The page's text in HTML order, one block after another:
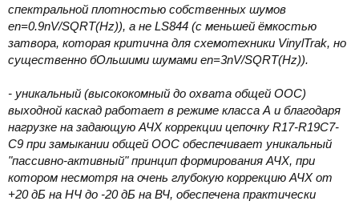
спектральной плотностью собственных шумов
en=0.9nV/SQRT(Hz)), а не LS844 (с меньшей ёмкостью
затвора, которая критична для схемотехники VinylTrak, но
существенно бОльшими шумами en=3nV/SQRT(Hz)).
- уникальный (высококомный до охвата общей ООС)
выходной каскад работает в режиме класса А и благодаря
нагрузке на задающую АЧХ коррекции цепочку R17-R19C7-
C9 при замыкании общей ООС обеспечивает уникальный
"пассивно-активный" принцип формирования АЧХ, при
котором несмотря на очень глубокую коррекцию АЧХ от
+20 дБ на НЧ до -20 дБ на ВЧ, обеспечена практически